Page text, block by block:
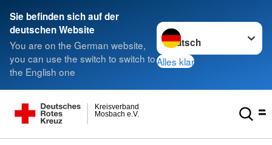
Sie befinden sich auf der
deutschen Website
You are on the German website,
you can use the switch to switch to
the English one
Sprache wechseln zu
Alles klar
Mosbach e.V.
Kreisverband